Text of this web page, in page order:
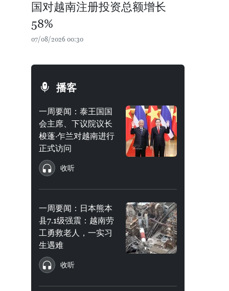
国对越南注册投资总额增长
58%
07/08/2026 00:30
播客
一周要闻：泰王国国
会主席、下议院议长
梭蓬·乍兰对越南进行
正式访问
收听
一周要闻：日本熊本
县7.1级强震：越南劳
工勇救老人，一实习
生遇难
收听